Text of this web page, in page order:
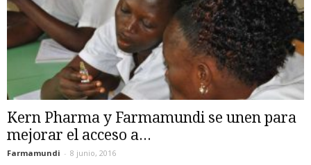
Kern Pharma y Farmamundi se unen para
mejorar el acceso a...
Farmamundi - 8 junio, 2016